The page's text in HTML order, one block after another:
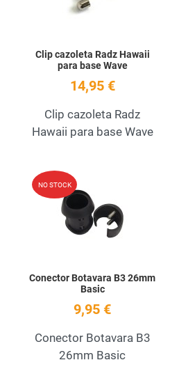
Clip cazoleta Radz Hawaii
para base Wave
14,95 €
Clip cazoleta Radz
Hawaii para base Wave
Add to Wishlist
Quick View
NO STOCK
Conector Botavara B3 26mm
Basic
9,95 €
Conector Botavara B3
26mm Basic